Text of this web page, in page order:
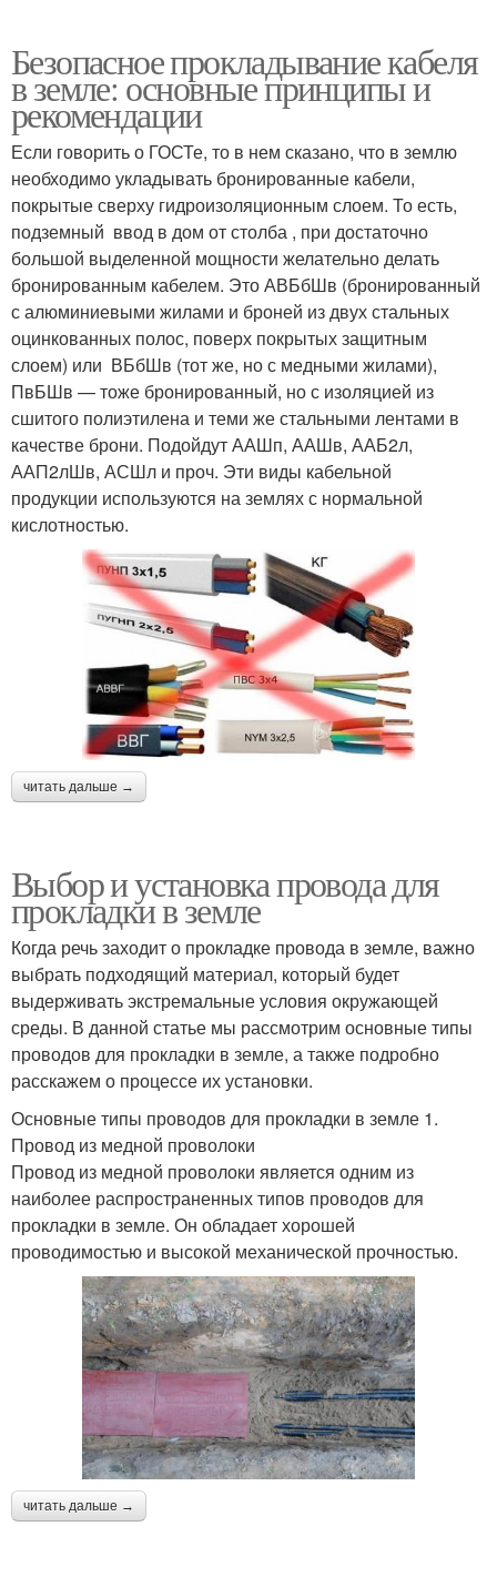
Безопасное прокладывание кабеля
в земле: основные принципы и
рекомендации
Если говорить о ГОСТе, то в нем сказано, что в землю
необходимо укладывать бронированные кабели,
покрытые сверху гидроизоляционным слоем. То есть,
подземный ввод в дом от столба , при достаточно
большой выделенной мощности желательно делать
бронированным кабелем. Это АВБбШв (бронированный
с алюминиевыми жилами и броней из двух стальных
оцинкованных полос, поверх покрытых защитным
слоем) или ВБбШв (тот же, но с медными жилами),
ПвБШв — тоже бронированный, но с изоляцией из
сшитого полиэтилена и теми же стальными лентами в
качестве брони. Подойдут ААШп, ААШв, ААБ2л,
ААП2лШв, АСШл и проч. Эти виды кабельной
продукции используются на землях с нормальной
кислотностью.
читать дальше →
Выбор и установка провода для
прокладки в земле
Когда речь заходит о прокладке провода в земле, важно
выбрать подходящий материал, который будет
выдерживать экстремальные условия окружающей
среды. В данной статье мы рассмотрим основные типы
проводов для прокладки в земле, а также подробно
расскажем о процессе их установки.
Основные типы проводов для прокладки в земле 1.
Провод из медной проволоки
Провод из медной проволоки является одним из
наиболее распространенных типов проводов для
прокладки в земле. Он обладает хорошей
проводимостью и высокой механической прочностью.
читать дальше →